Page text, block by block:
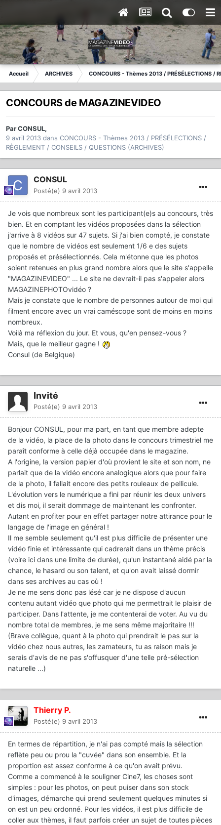
Accueil ARCHIVES CONCOURS - Thèmes 2013 / PRÉSÉLECTIONS /
CONCOURS de MAGAZINEVIDEO
ParCONSUL,
9 avril 2013 dans CONCOURS - Thèmes 2013 / PRÉSÉLECTIONS /
RÈGLEMENT / CONSEILS / QUESTIONS (ARCHIVES)
CONSUL
Posté(e) 9 avril 2013
Je vois que nombreux sont les participant(e)s au concours, très
bien. Et en comptant les vidéos proposées dans la sélection
j'arrive à 8 vidéos sur 47 sujets. Si j'ai bien compté, je constate
que le nombre de vidéos est seulement 1/6 e des sujets
proposés et présélectionnés. Cela m'étonne que les photos
soient retenues en plus grand nombre alors que le site s'appelle
"MAGAZINEVIDEO" ... Le site ne devrait-il pas s'appeler alors
MAGAZINEPHOTOvidéo ?
Mais je constate que le nombre de personnes autour de moi qui
filment encore avec un vrai caméscope sont de moins en moins
nombreux.
Voilà ma réflexion du jour. Et vous, qu'en pensez-vous ?
Mais, que le meilleur gagne !
Consul (de Belgique)
Invité
Posté(e) 9 avril 2013
Bonjour CONSUL, pour ma part, en tant que membre adepte
de la vidéo, la place de la photo dans le concours trimestriel me
paraît conforme à celle déjà occupée dans le magazine.
A l'origine, la version papier d'où provient le site et son nom, ne
parlait que de la vidéo encore analogique alors que pour faire
de la photo, il fallait encore des petits rouleaux de pellicule.
L'évolution vers le numérique a fini par réunir les deux univers
et dis moi, il serait dommage de maintenant les confronter.
Autant en profiter pour en effet partager notre attirance pour le
langage de l'image en général !
Il me semble seulement qu'il est plus difficile de présenter une
vidéo finie et intéressante qui cadrerait dans un thème précis
(voire ici dans une limite de durée), qu'un instantané aidé par la
chance, le hasard ou son talent, et qu'on avait laissé dormir
dans ses archives au cas où !
Je ne me sens donc pas lésé car je ne dispose d'aucun
contenu autant vidéo que photo qui me permettrait le plaisir de
participer. Dans l'attente, je me contenterai de voter. Au vu du
nombre total de membres, je me sens même majoritaire !!!
(Brave collègue, quant à la photo qui prendrait le pas sur la
vidéo chez nous autres, les zamateurs, tu as raison mais je
serais d'avis de ne pas s'offusquer d'une telle pré-sélection
naturelle ...)
Thierry P.
Posté(e) 9 avril 2013
En termes de répartition, je n'ai pas compté mais la sélection
reflète peu ou prou la "cuvée" dans son ensemble. Et la
proportion est assez conforme à ce qu'on avait prévu.
Comme a commencé à le souligner Cine7, les choses sont
simples : pour les photos, on peut puiser dans son stock
d'images, démarche qui prend seulement quelques minutes si
on est un peu ordonné. Pour les vidéos, il est plus difficile de
coller aux thèmes, il faut parfois créer un sujet de toutes pièces